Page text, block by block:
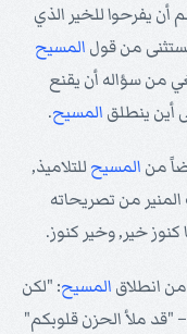
أن يفرحوا للخير الذي
المسيح
من سؤاله أن يقنع
أين ينطلق المسيح.
من المسيحللتلاميذ,
من تصريحاته
كنوز خير, وخير كنوز.
المسيح: "لكن
"قد ملأ الحزن قلوبكم"